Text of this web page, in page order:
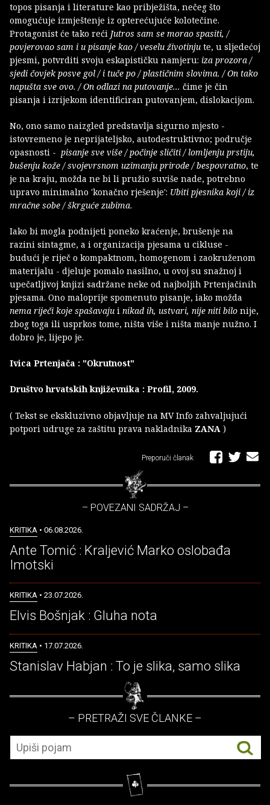
topos pisanja i literature kao pribježišta, nečeg što
omogućuje izmještenje iz opterećujuće kolotečine.
Protagonist će tako reći Jutros sam se morao spasiti, /
povjerovao sam i u pisanje kao / veselu životinju te, u sljedećoj
pjesmi, potvrditi svoju eskapističku namjeru: iza prozora /
sjedi čovjek posve gol / i tuče po / plastičnim slovima. / On tako
napušta sve ovo. / On odlazi na putovanje... čime je čin
pisanja i izrijekom identificiran putovanjem, dislokacijom.
No, ono samo naizgled predstavlja sigurno mjesto -
istovremeno je neprijateljsko, autodestruktivno; područje
opasnosti - pisanje sve više / počinje sličiti / lomljenju prstiju,
bušenju kože / svojevrsnom uzimanju prirode / bespovratno, te
je na kraju, možda ne bi li pružio suviše nade, potrebno
upravo minimalno 'konačno rješenje': Ubiti pjesnika koji / iz
mračne sobe / škrguće zubima.
Iako bi mogla podnijeti poneko kraćenje, brušenje na
razini sintagme, a i organizacija pjesama u cikluse -
budući je riječ o kompaktnom, homogenom i zaokruženom
materijalu - djeluje pomalo nasilno, u ovoj su snažnoj i
upečatljivoj knjizi sadržane neke od najboljih Prtenjačinih
pjesama. Ono maloprije spomenuto pisanje, iako možda
nema riječi koje spašavaju i nikad ih, ustvari, nije niti bilo nije,
zbog toga ili usprkos tome, ništa više i ništa manje nužno. I
dobro je, lijepo je.
Ivica Prtenjača : "Okrutnost"
Društvo hrvatskih književnika : Profil, 2009.
( Tekst se ekskluzivno objavljuje na MV Info zahvaljujući
potpori udruge za zaštitu prava nakladnika ZANA )
Preporuči članak
– POVEZANI SADRŽAJ –
KRITIKA • 06.08.2026.
Ante Tomić : Kraljević Marko oslobađa
Imotski
KRITIKA • 23.07.2026.
Elvis Bošnjak : Gluha nota
KRITIKA • 17.07.2026.
Stanislav Habjan : To je slika, samo slika
– PRETRAŽI SVE ČLANKE –